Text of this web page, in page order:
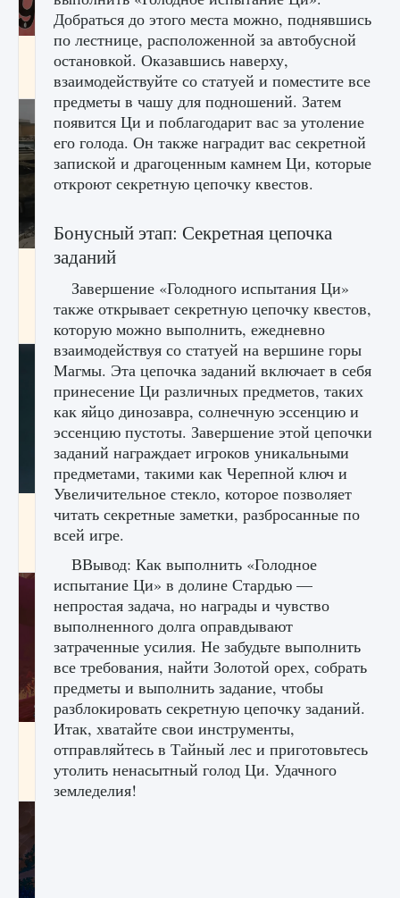
Входят ли «Милан» и «Интер» в EA FC 25
9 августа 2024 2 064 0 1
Как исправить текстовую ошибку
пользовательского интерфейса Delta
Force Hawk Ops
9 августа 2024 1 945 0 0
Как проверить статус сервера Delta Force
Hawk Ops
Как приручить существ джунглей Нари в
игре Creatures of Ava
9 августа 2024 0 0
Добраться до этого места можно, поднявшись
по лестнице, расположенной за автобусной
остановкой. Оказавшись наверху,
взаимодействуйте со статуей и поместите все
предметы в чашу для подношений. Затем
появится Ци и поблагодарит вас за утоление
его голода. Он также наградит вас секретной
запиской и драгоценным камнем Ци, которые
откроют секретную цепочку квестов.
Бонусный этап: Секретная цепочка
заданий
Завершение «Голодного испытания Ци»
также открывает секретную цепочку квестов,
которую можно выполнить, ежедневно
взаимодействуя со статуей на вершине горы
Магмы. Эта цепочка заданий включает в себя
принесение Ци различных предметов, таких
как яйцо динозавра, солнечную эссенцию и
эссенцию пустоты. Завершение этой цепочки
заданий награждает игроков уникальными
предметами, такими как Черепной ключ и
Увеличительное стекло, которое позволяет
читать секретные заметки, разбросанные по
всей игре.
ВВывод: Как выполнить «Голодное
испытание Ци» в долине Стардью —
непростая задача, но награды и чувство
выполненного долга оправдывают
затраченные усилия. Не забудьте выполнить
все требования, найти Золотой орех, собрать
предметы и выполнить задание, чтобы
разблокировать секретную цепочку заданий.
Итак, хватайте свои инструменты,
отправляйтесь в Тайный лес и приготовьтесь
утолить ненасытный голод Ци. Удачного
земледелия!